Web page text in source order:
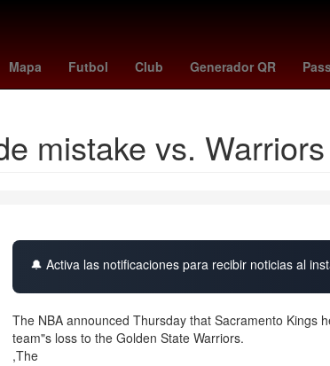
Mapa Futbol Club Generador QR
Jacksonville lafc - guadalajara España reds -
mistake vs. Warriors
🔔 Activa las notificaciones para recibir noticias al
The NBA announced Thursday that Sacramento Kings
team"s loss to the Golden State Warriors.
,The